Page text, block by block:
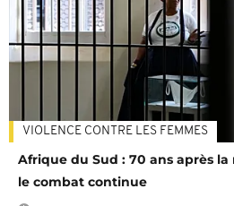
VIOLENCE CONTRE LES FEMMES
Afrique du Sud : 70 ans après
le combat continue